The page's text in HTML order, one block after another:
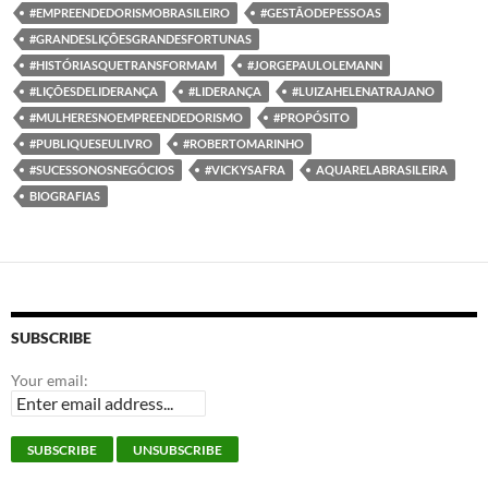
#EMPREENDEDORISMOBRASILEIRO
#GESTÃODEPESSOAS
#GRANDESLIÇÕESGRANDESFORTUNAS
#HISTÓRIASQUETRANSFORMAM
#JORGEPAULOLEMANN
#LIÇÕESDELIDERANÇA
#LIDERANÇA
#LUIZAHELENATRAJANO
#MULHERESNOEMPREENDEDORISMO
#PROPÓSITO
#PUBLIQUESEULIVRO
#ROBERTOMARINHO
#SUCESSONOSNEGÓCIOS
#VICKYSAFRA
AQUARELABRASILEIRA
BIOGRAFIAS
SUBSCRIBE
Your email: